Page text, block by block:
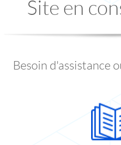
Site en
Besoin d'assistance